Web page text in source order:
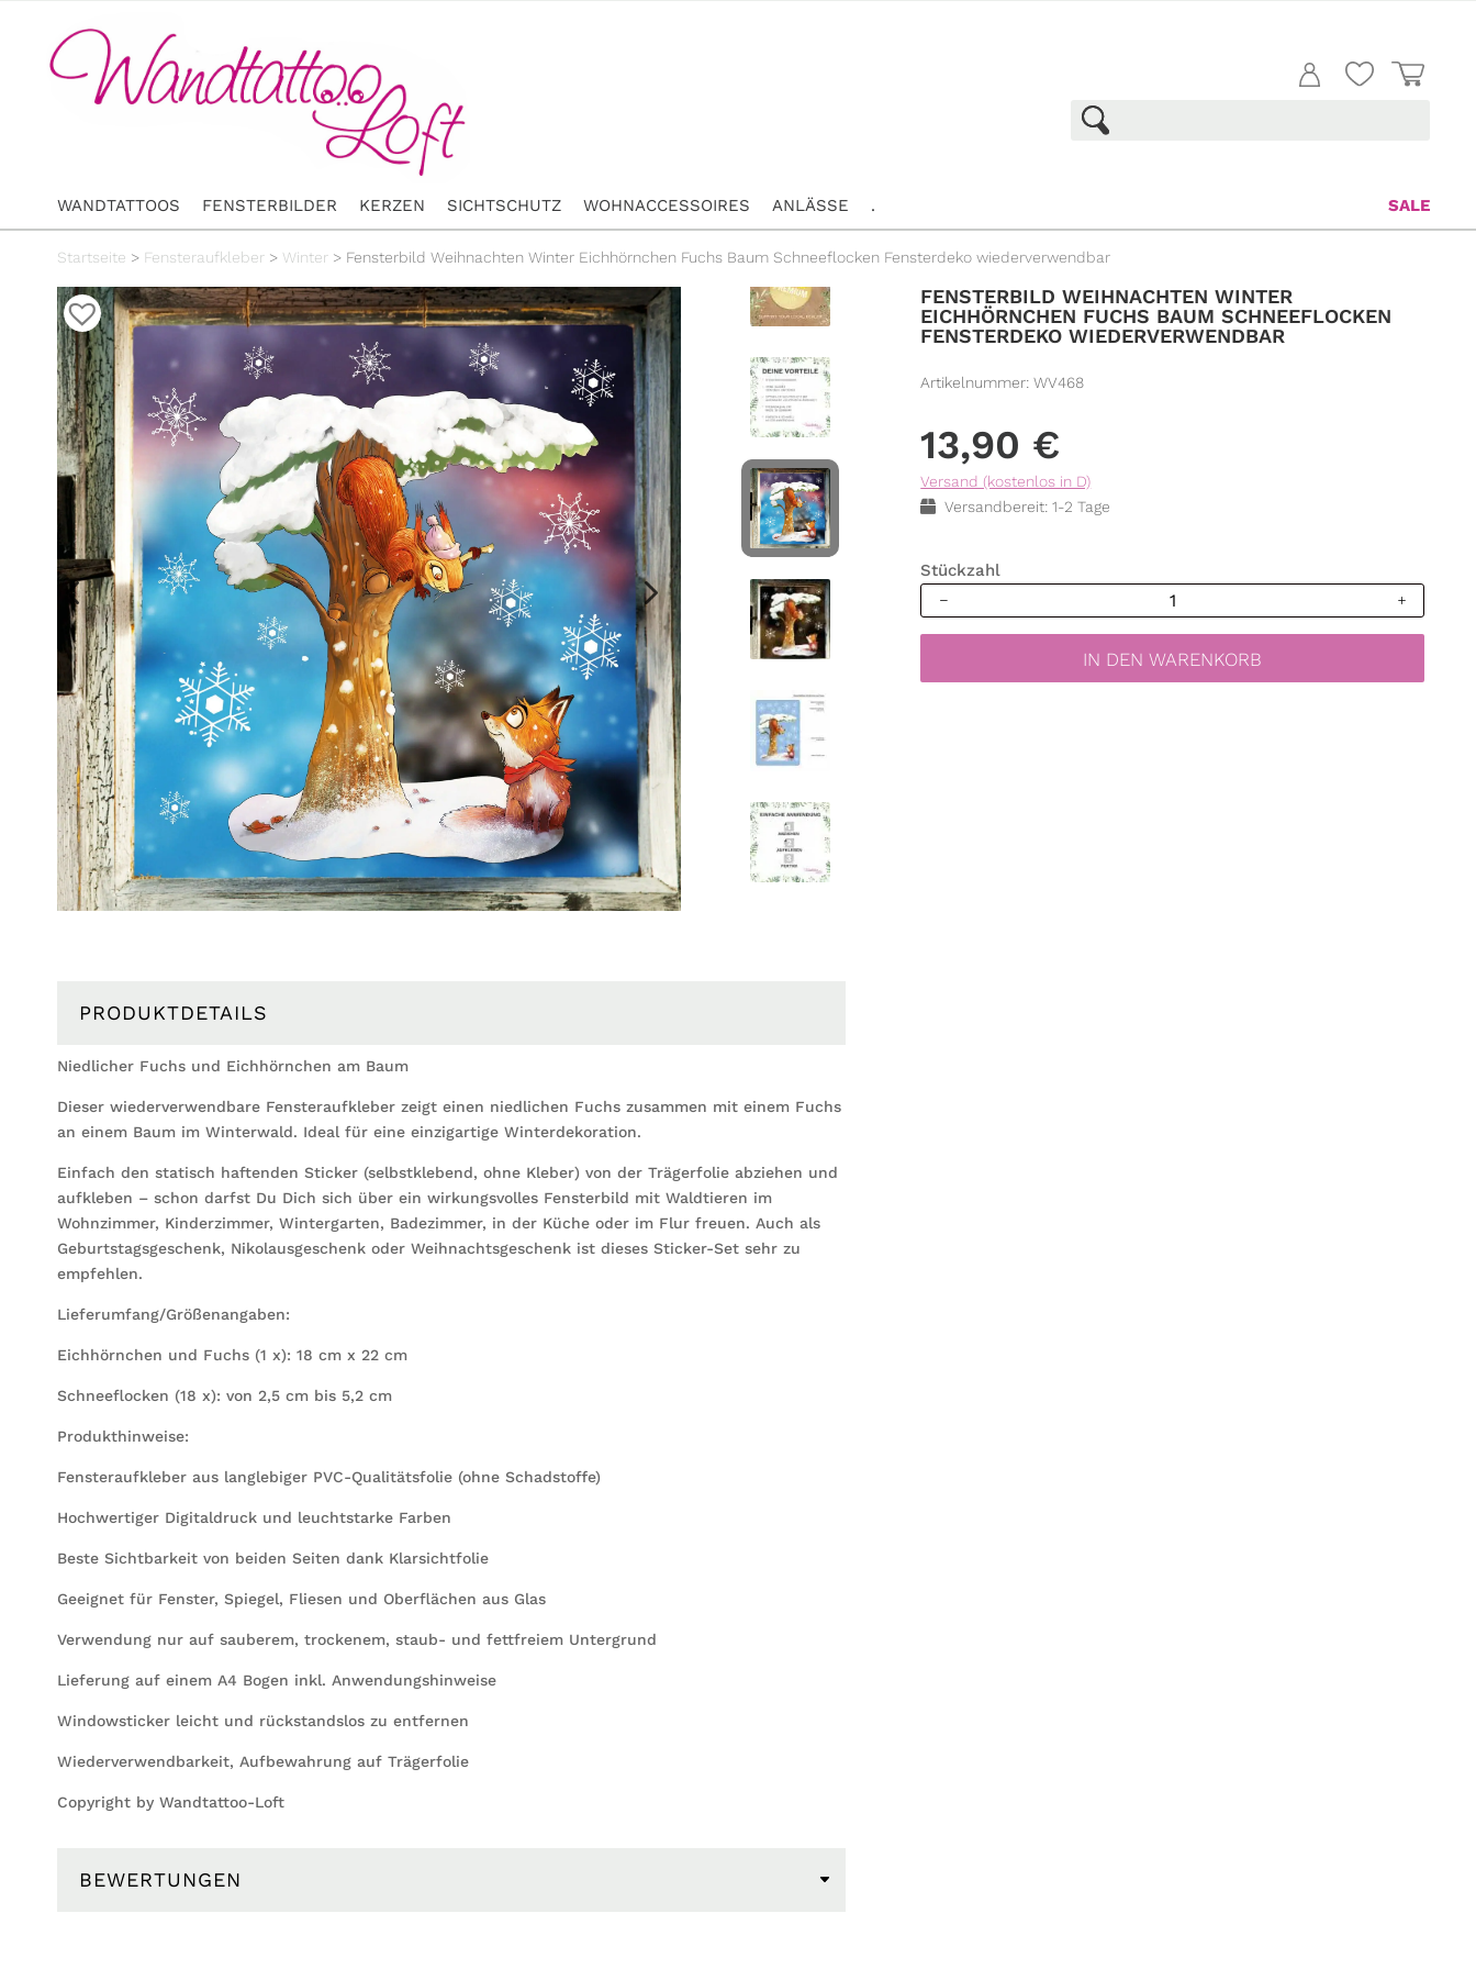
WANDTATTOOS FENSTERBILDER KERZEN SICHTSCHUTZ WOHNACCESSOIRES ANLÄSSE SALE
.
Startseite > Fensteraufkleber > Winter > Fensterbild Weihnachten Winter Eichhörnchen Fuchs Baum Schneeflocken Fensterdeko wiederverwendbar
FENSTERBILD WEIHNACHTEN WINTER
EICHHÖRNCHEN FUCHS BAUM SCHNEEFLOCKEN
FENSTERDEKO WIEDERVERWENDBAR
Artikelnummer: WV468
13,90 €
Versand (kostenlos in D)
Versandbereit: 1-2 Tage
Stückzahl
Weihnachten
IN DEN WARENKORB
PRODUKTDETAILS
Niedlicher Fuchs und Eichhörnchen am Baum
Dieser wiederverwendbare Fensteraufkleber zeigt einen niedlichen Fuchs zusammen mit einem Fuchs
an einem Baum im Winterwald. Ideal für eine einzigartige Winterdekoration.
Einfach den statisch haftenden Sticker (selbstklebend, ohne Kleber) von der Trägerfolie abziehen und
aufkleben – schon darfst Du Dich sich über ein wirkungsvolles Fensterbild mit Waldtieren im
Wohnzimmer, Kinderzimmer, Wintergarten, Badezimmer, in der Küche oder im Flur freuen. Auch als
Geburtstagsgeschenk, Nikolausgeschenk oder Weihnachtsgeschenk ist dieses Sticker-Set sehr zu
empfehlen.
Lieferumfang/Größenangaben:
Eichhörnchen und Fuchs (1 x): 18 cm x 22 cm
Schneeflocken (18 x): von 2,5 cm bis 5,2 cm
Produkthinweise:
Fensteraufkleber aus langlebiger PVC-Qualitätsfolie (ohne Schadstoffe)
Hochwertiger Digitaldruck und leuchtstarke Farben
Beste Sichtbarkeit von beiden Seiten dank Klarsichtfolie
Geeignet für Fenster, Spiegel, Fliesen und Oberflächen aus Glas
Verwendung nur auf sauberem, trockenem, staub- und fettfreiem Untergrund
Lieferung auf einem A4 Bogen inkl. Anwendungshinweise
Windowsticker leicht und rückstandslos zu entfernen
Wiederverwendbarkeit, Aufbewahrung auf Trägerfolie
Copyright by Wandtattoo-Loft
BEWERTUNGEN